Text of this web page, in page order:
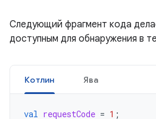
Следующий фрагмент кода
доступным для обнаружения в
Котлин Ява
val requestCode = 1 ;